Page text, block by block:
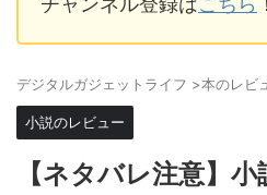
デジタルガジェットライフ >本のレビ
小説のレビュー
【ネタバレ注意】小